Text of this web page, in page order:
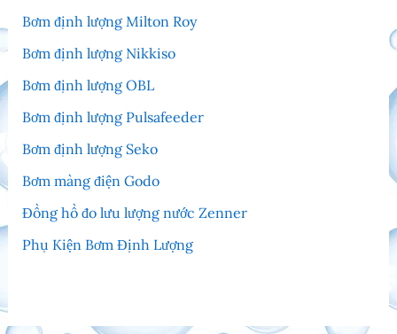
Bơm định lượng Milton Roy
Bơm định lượng Nikkiso
Bơm định lượng OBL
Bơm định lượng Pulsafeeder
Bơm định lượng Seko
Bơm màng điện Godo
Đồng hồ đo lưu lượng nước Zenner
Phụ Kiện Bơm Định Lượng